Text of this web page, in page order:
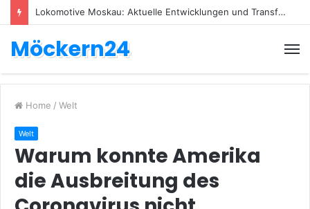
Lokomotive Moskau: Aktuelle Entwicklungen und Transfers
Möckern24
Home / Welt
Welt
Warum konnte Amerika
die Ausbreitung des